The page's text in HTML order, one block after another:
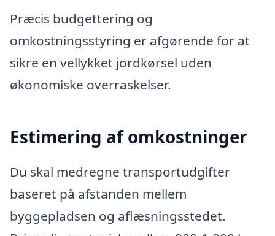
Præcis budgettering og
omkostningsstyring er afgørende for at
sikre en vellykket jordkørsel uden
økonomiske overraskelser.
Estimering af omkostninger
Du skal medregne transportudgifter
baseret på afstanden mellem
byggepladsen og aflæsningsstedet.